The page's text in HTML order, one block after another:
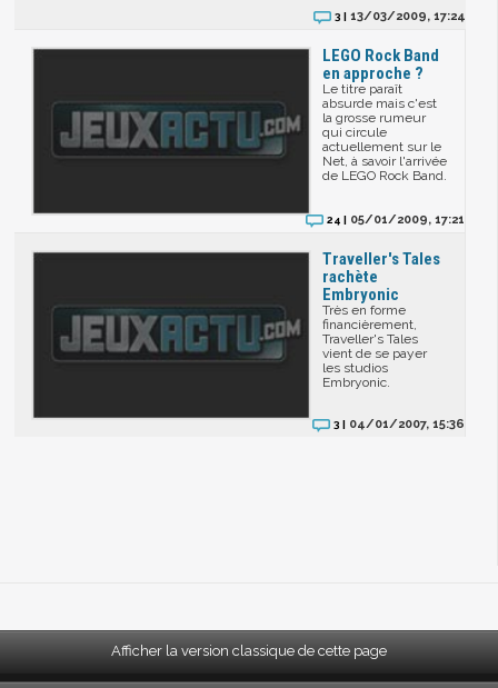
3 | 13/03/2009, 17:24
LEGO Rock Band
en approche ?
Le titre paraît
absurde mais c'est
la grosse rumeur
qui circule
actuellement sur le
Net, à savoir l'arrivée
de LEGO Rock Band.
24 | 05/01/2009, 17:21
Traveller's Tales
rachète
Embryonic
Très en forme
financièrement,
Traveller's Tales
vient de se payer
les studios
Embryonic.
3 | 04/01/2007, 15:36
Afficher la version classique de cette page